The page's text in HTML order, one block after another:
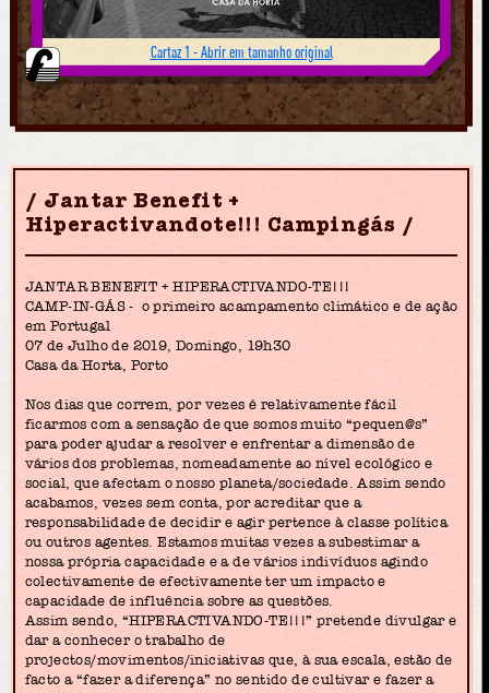
Cartaz 1 - Abrir em tamanho original
Jantar Benefit +
Hiperactivandote!!! Campingás
JANTAR BENEFIT + HIPERACTIVANDO-TE!!!
CAMP-IN-GÁS - o primeiro acampamento climático e de ação
em Portugal
07 de Julho de 2019, Domingo, 19h30
Casa da Horta, Porto
Nos dias que correm, por vezes é relativamente fácil
ficarmos com a sensação de que somos muito “pequen@s”
para poder ajudar a resolver e enfrentar a dimensão de
vários dos problemas, nomeadamente ao nível ecológico e
social, que afectam o nosso planeta/sociedade. Assim sendo
acabamos, vezes sem conta, por acreditar que a
responsabilidade de decidir e agir pertence à classe política
ou outros agentes. Estamos muitas vezes a subestimar a
nossa própria capacidade e a de vários indivíduos agindo
colectivamente de efectivamente ter um impacto e
capacidade de influência sobre as questões.
Assim sendo, “HIPERACTIVANDO-TE!!!” pretende divulgar e
dar a conhecer o trabalho de
projectos/movimentos/iniciativas que, à sua escala, estão de
facto a “fazer a diferença” no sentido de cultivar e fazer a